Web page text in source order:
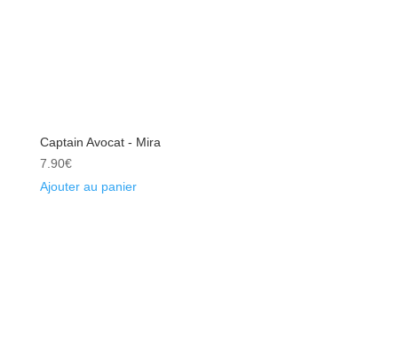
Captain Avocat - Mira
7.90€
Ajouter au panier